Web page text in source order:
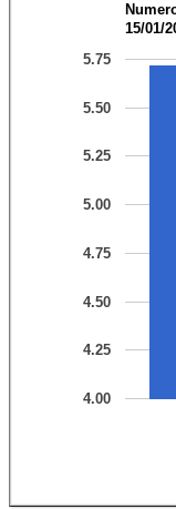
15/01/
4.00
4.25
4.50
4.75
5.00
5.25
5.50
5.75